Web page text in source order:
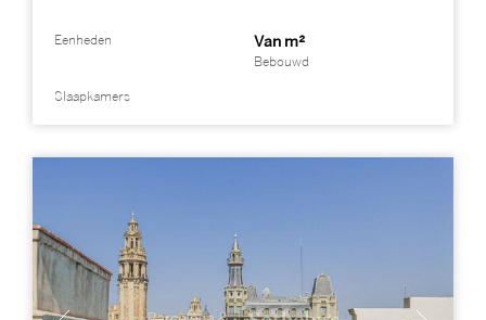
Eenheden Van m²
Bebouwd
Slaapkamers